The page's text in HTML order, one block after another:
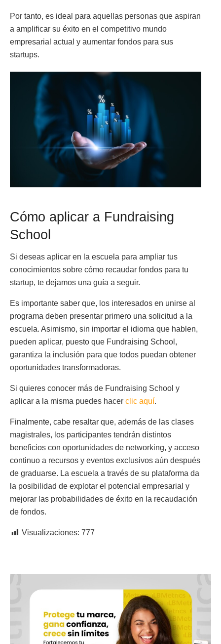
Por tanto, es ideal para aquellas personas que aspiran
a amplificar su éxito en el competitivo mundo
empresarial actual y aumentar fondos para sus
startups.
Cómo aplicar a Fundraising
School
Si deseas aplicar en la escuela para ampliar tus
conocimientos sobre cómo recaudar fondos para tu
startup, te dejamos una guía a seguir.
Es importante saber que, los interesados en unirse al
programa deben presentar primero una solicitud a la
escuela. Asimismo, sin importar el idioma que hablen,
pueden aplicar, puesto que Fundraising School,
garantiza la inclusión para que todos puedan obtener
oportunidades transformadoras.
Si quieres conocer más de Fundraising School y
aplicar a la misma puedes hacer clic aquí.
Finalmente, cabe resaltar que, además de las clases
magistrales, los participantes tendrán distintos
beneficios con oportunidades de networking, y acceso
continuo a recursos y eventos exclusivos aún después
de graduarse. La escuela a través de su plataforma da
la posibilidad de explotar el potencial empresarial y
mejorar las probabilidades de éxito en la recaudación
de fondos.
Visualizaciones: 777